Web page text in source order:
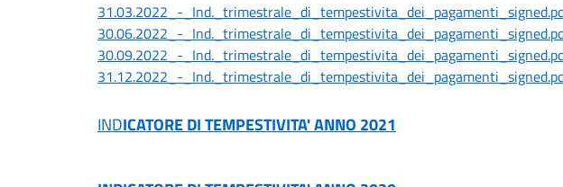
31.03.2022_-
30.06.2022_-
30.09.2022_-
31.12.2022_-
INDICATORE DI TEMPESTIVITA' ANNO 2021